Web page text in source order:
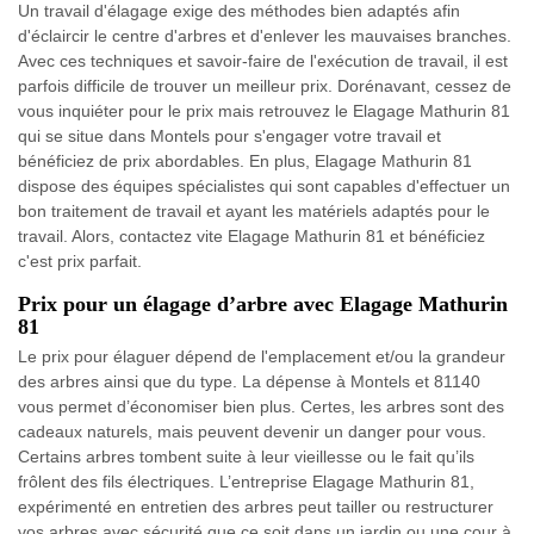
Un travail d'élagage exige des méthodes bien adaptés afin
d'éclaircir le centre d'arbres et d'enlever les mauvaises branches.
Avec ces techniques et savoir-faire de l'exécution de travail, il est
parfois difficile de trouver un meilleur prix. Dorénavant, cessez de
vous inquiéter pour le prix mais retrouvez le Elagage Mathurin 81
qui se situe dans Montels pour s'engager votre travail et
bénéficiez de prix abordables. En plus, Elagage Mathurin 81
dispose des équipes spécialistes qui sont capables d'effectuer un
bon traitement de travail et ayant les matériels adaptés pour le
travail. Alors, contactez vite Elagage Mathurin 81 et bénéficiez
c'est prix parfait.
Prix pour un élagage d’arbre avec Elagage Mathurin
81
Le prix pour élaguer dépend de l'emplacement et/ou la grandeur
des arbres ainsi que du type. La dépense à Montels et 81140
vous permet d’économiser bien plus. Certes, les arbres sont des
cadeaux naturels, mais peuvent devenir un danger pour vous.
Certains arbres tombent suite à leur vieillesse ou le fait qu’ils
frôlent des fils électriques. L’entreprise Elagage Mathurin 81,
expérimenté en entretien des arbres peut tailler ou restructurer